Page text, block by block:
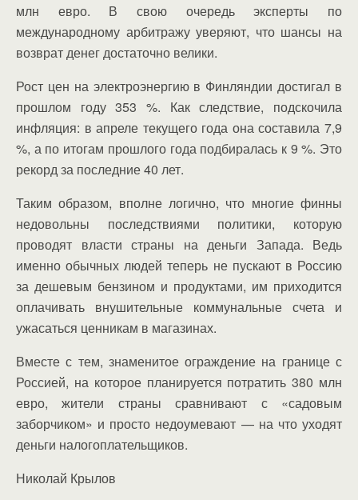
млн евро. В свою очередь эксперты по
международному арбитражу уверяют, что шансы на
возврат денег достаточно велики.
Рост цен на электроэнергию в Финляндии достигал в
прошлом году 353 %. Как следствие, подскочила
инфляция: в апреле текущего года она составила 7,9
%, а по итогам прошлого года подбиралась к 9 %. Это
рекорд за последние 40 лет.
Таким образом, вполне логично, что многие финны
недовольны последствиями политики, которую
проводят власти страны на деньги Запада. Ведь
именно обычных людей теперь не пускают в Россию
за дешевым бензином и продуктами, им приходится
оплачивать внушительные коммунальные счета и
ужасаться ценникам в магазинах.
Вместе с тем, знаменитое ограждение на границе с
Россией, на которое планируется потратить 380 млн
евро, жители страны сравнивают с «садовым
заборчиком» и просто недоумевают — на что уходят
деньги налогоплательщиков.
Николай Крылов